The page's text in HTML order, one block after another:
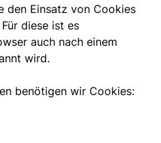
den Einsatz von Cookies
diese ist es
auch nach einem
wird.
benötigen wir Cookies: